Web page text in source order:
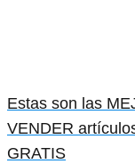
Estas son las
VENDER
GRATIS